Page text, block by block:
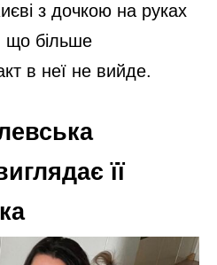
з дочкою на руках
що більше
в неї не вийде.
її